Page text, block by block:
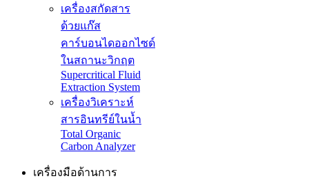
เครื่องสกัดสาร
ด้วยแก๊ส
คาร์บอนไดออกไซด์
ในสถานะวิกฤต
Supercritical Fluid
Extraction System
เครื่องวิเคราะห์
สารอินทรีย์ในน้ำ
Total Organic
Carbon Analyzer
เครื่องมือด้านการ